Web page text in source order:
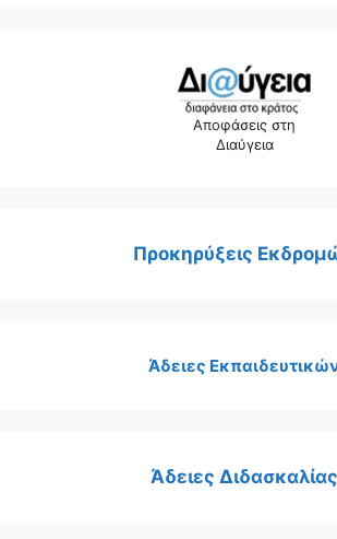
Αποφάσεις στη
Διαύγεια
Προκηρύξεις
Άδειες
Άδειες Διδασκαλίας